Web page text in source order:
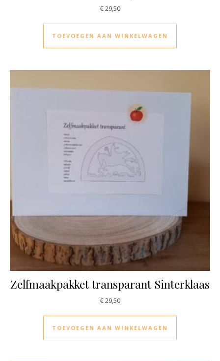
€29,50
TOEVOEGEN AAN WINKELWAGEN
Zelfmaakpakket transparant Sinterklaas
€29,50
TOEVOEGEN AAN WINKELWAGEN